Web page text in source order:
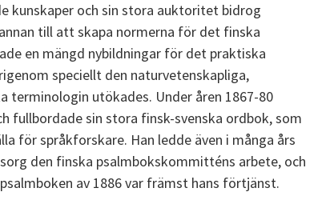
kunskaper och sin stora auktoritet bidrog
till att skapa normerna för det finska
en mängd nybildningar för det praktiska
speciellt den naturvetenskapliga,
terminologin utökades. Under åren 1867-80
fullbordade sin stora finsk-svenska ordbok, som
för språkforskare. Han ledde även i många års
den finska psalmbokskommitténs arbete, och
av 1886 var främst hans förtjänst.